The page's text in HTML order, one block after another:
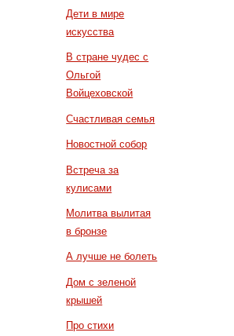
Дети в мире
искусства
В стране чудес с
Ольгой
Войцеховской
Счастливая семья
Новостной собор
Встреча за
кулисами
Молитва вылитая
в бронзе
А лучше не болеть
Дом с зеленой
крышей
Про стихи